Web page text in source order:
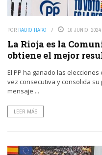
POR RADIO HARO 10 JUNIO, 2024
La Rioja es la
obtiene el mejor
El PP ha ganado las
vez consecutiva y consolida
mensaje ...
LEER MÁS